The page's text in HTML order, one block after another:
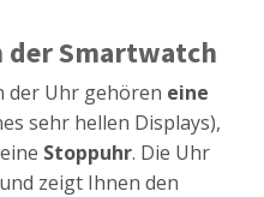
der Smartwatch
der Uhr gehören eine
sehr hellen Displays),
Stoppuhr. Die Uhr
und zeigt Ihnen den